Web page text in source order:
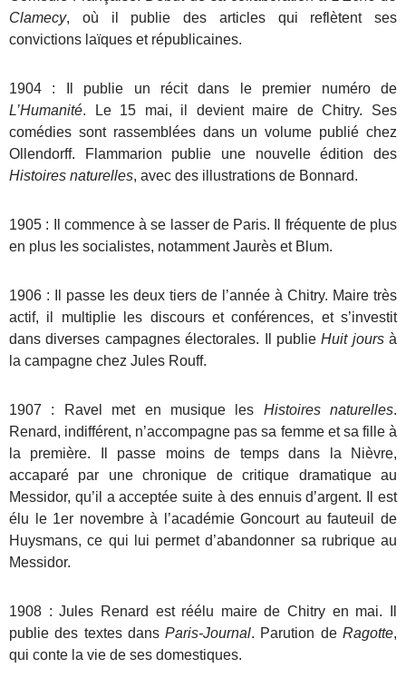
Clamecy, où il publie des articles qui reflètent ses
convictions laïques et républicaines.
1904 : Il publie un récit dans le premier numéro de
L’Humanité. Le 15 mai, il devient maire de Chitry. Ses
comédies sont rassemblées dans un volume publié chez
Ollendorff. Flammarion publie une nouvelle édition des
Histoires naturelles, avec des illustrations de Bonnard.
1905 : Il commence à se lasser de Paris. Il fréquente de plus
en plus les socialistes, notamment Jaurès et Blum.
1906 : Il passe les deux tiers de l’année à Chitry. Maire très
actif, il multiplie les discours et conférences, et s’investit
dans diverses campagnes électorales. Il publieHuit joursà
la campagne chez Jules Rouff.
1907 : Ravel met en musique les Histoires naturelles.
Renard, indifférent, n’accompagne pas sa femme et sa fille à
la première. Il passe moins de temps dans la Nièvre,
accaparé par une chronique de critique dramatique au
Messidor, qu’il a acceptée suite à des ennuis d’argent. Il est
élu le 1er novembre à l’académie Goncourt au fauteuil de
Huysmans, ce qui lui permet d’abandonner sa rubrique au
Messidor.
1908 : Jules Renard est réélu maire de Chitry en mai. Il
publie des textes dansParis-Journal. Parution deRagotte,
qui conte la vie de ses domestiques.